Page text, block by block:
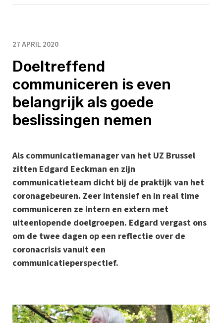
27 APRIL 2020
Doeltreffend
communiceren is even
belangrijk als goede
beslissingen nemen
Als communicatiemanager van het UZ Brussel
zitten Edgard Eeckman en zijn
communicatieteam dicht bij de praktijk van het
coronagebeuren. Zeer intensief en in real time
communiceren ze intern en extern met
uiteenlopende doelgroepen. Edgard vergast ons
om de twee dagen op een reflectie over de
coronacrisis vanuit een
communicatieperspectief.